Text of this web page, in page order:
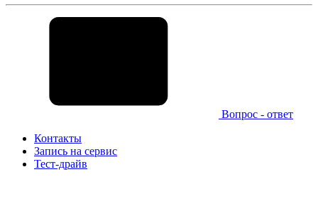
Вопрос - ответ
Контакты
Запись на сервис
Тест-драйв